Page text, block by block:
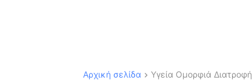
Αρχική σελίδα Υγεία Ομορφιά Διατροφή